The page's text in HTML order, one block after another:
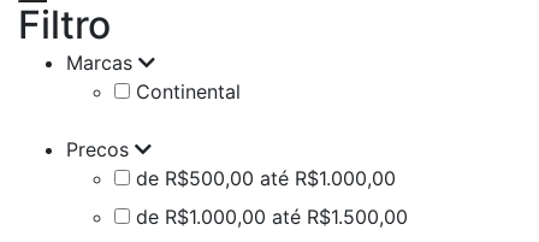
Filtro
Marcas
Continental
Precos
de R$500,00 até R$1.000,00
de R$1.000,00 até R$1.500,00